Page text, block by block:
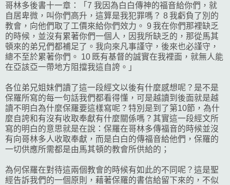
哥林多後書十一章：「7 我因為白白傳神的福音給你們，就
自居卑微，叫你們高升，這算是我犯罪嗎？ 8 我虧負了別的
教會，向他們取了工價來給你們效力。 9 我在你們那裡缺乏
的時候，並沒有累著你們一個人，因我所缺乏的，那從馬其
頓來的弟兄們都補足了。我向來凡事謹守，後來也必謹守，
總不至於累著你們。 10 既有基督的誠實在我裡面，就無人能
在亞該亞一帶地方阻擋我這自誇。」
各位弟兄姐妹們讀了這一段經文以後有什麼感想呢？是不是
保羅所寫的每一句話我們都看得懂，可是越讀到後面就是越
讀不明白為什麼保羅要這樣寫呢？特別是到了第10節，為什
麼自誇和有沒有收取奉獻有什麼關係嗎？其實這一段經文所
寫的明白的意思就是在說：保羅在哥林多傳福音的時候並沒
有向哥林多人收取奉獻，而是白白的傳福音給他們，保羅的
一切供應所需都是由馬其頓的教會所供給的；
為何保羅在對待這兩個教會的時候有如此的不同呢？這是聖
經告訴我們的一個原則，藉著保羅的書信給留下來的，不似